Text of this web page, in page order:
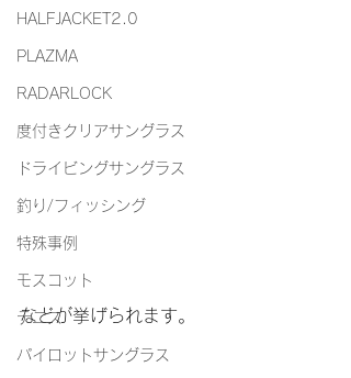
HALFJACKET2.0
PLAZMA
RADARLOCK
度付きクリアサングラス
ドライビングサングラス
釣り/フィッシング
特殊事例
モスコット
テニス
パイロットサングラス
などが挙げられます。